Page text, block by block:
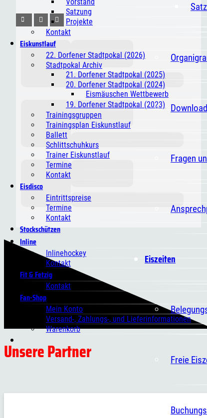
Fragen
Eiszeiten
Freie
Satzung
Projekte
Kontakt
Eiskunstlauf
22. Dorfener Stadtpokal (2026)
Stadtpokal Archiv
21. Dorfener Stadtpokal (2025)
20. Dorfener Stadtpokal (2024)
Eismäuschen Wettbewerb
19. Dorfener Stadtpokal (2023)
Trainingsgruppen
Trainingsplan Eiskunstlauf
Ballett
Schlittschuhkurs
Trainer Eiskunstlauf
Termine
Kontakt
Eisdisco
Eintrittspreise
Termine
Kontakt
Stockschützen
Inline
Inlinehockey
Kontakt
Fit & Fetzig
Kontakt
Fan-Shop
Mein Konto
Versand-, Zahlungs-, und Lieferinformationen
Warenkorb
Unsere Partner